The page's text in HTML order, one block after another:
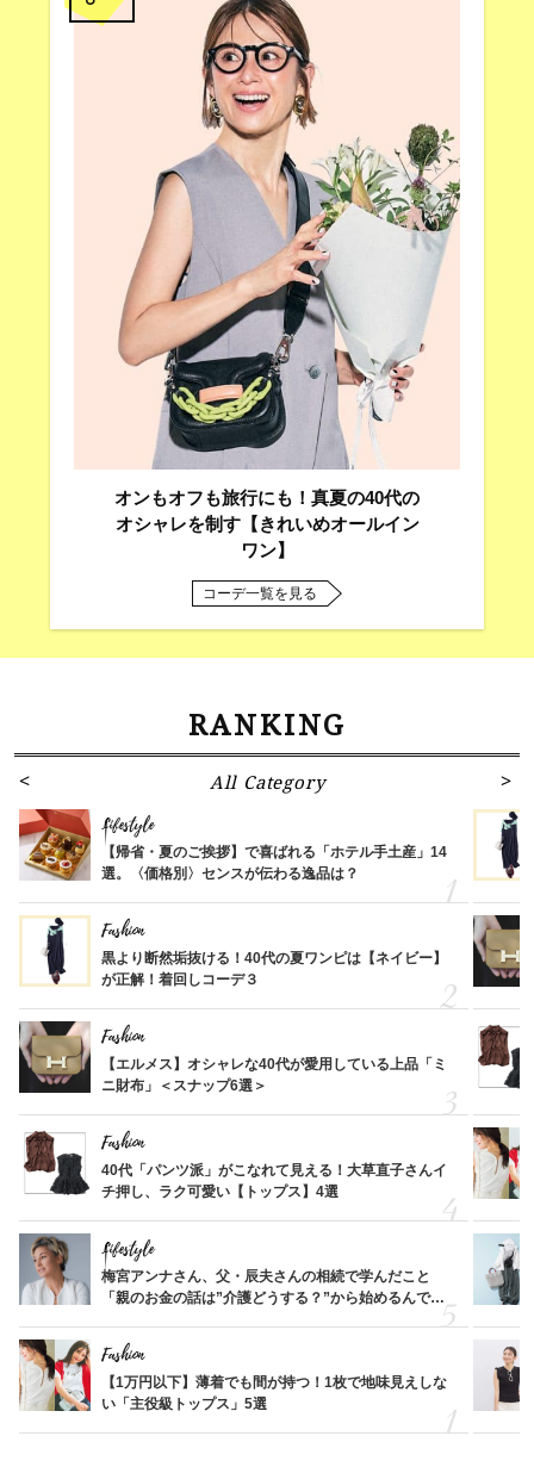
オンもオフも旅行にも！真夏の40代の
オシャレを制す【きれいめオールイン
ワン】
コーデ一覧を見る
RANKING
All Category
Lifestyle
【帰省・夏のご挨拶】で喜ばれる「ホテル手土産」14
選。〈価格別〉センスが伝わる逸品は？
Fashion
黒より断然垢抜ける！40代の夏ワンピは【ネイビー】
が正解！着回しコーデ３
Fashion
【エルメス】オシャレな40代が愛用している上品「ミ
ニ財布」＜スナップ6選＞
Fashion
40代「パンツ派」がこなれて見える！大草直子さんイ
チ押し、ラク可愛い【トップス】4選
Lifestyle
梅宮アンナさん、父・辰夫さんの相続で学んだこと
「親のお金の話は”介護どうする？”から始めるんで
Fashion
【1万円以下】薄着でも間が持つ！1枚で地味見えしな
い「主役級トップス」5選